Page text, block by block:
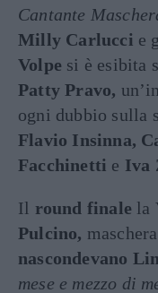
Cantante
Milly Carlucci e
Volpe si è esibita
Patty Pravo,
ogni dubbio sulla
Flavio Insinna,
Facchinetti e Iva
Il round finale la
Pulcino,
nascondevano
mese e mezzo di